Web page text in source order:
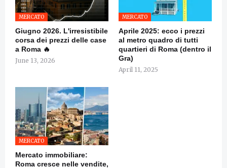
MERCATO
Giugno 2026. L'irresistibile
corsa dei prezzi delle case
a Roma 🔥
June 13, 2026
MERCATO
Aprile 2025: ecco i prezzi
al metro quadro di tutti
quartieri di Roma (dentro il
Gra)
April 11, 2025
MERCATO
Mercato immobiliare:
Roma cresce nelle vendite,